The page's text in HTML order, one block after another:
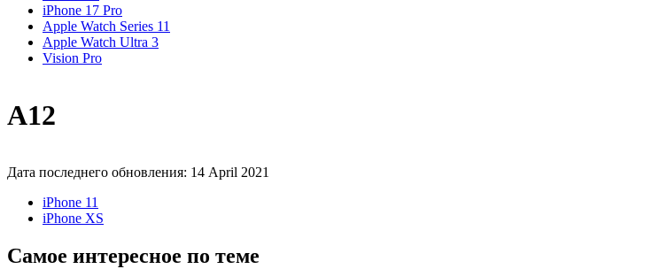
iPhone 17 Pro
Apple Watch Series 11
Apple Watch Ultra 3
Vision Pro
A12
Дата последнего обновления: 14 April 2021
iPhone 11
iPhone XS
Самое интересное по теме